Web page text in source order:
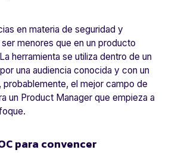
en materia de seguridad y
menores que en un producto
herramienta se utiliza dentro de un
una audiencia conocida y con un
probablemente, el mejor campo de
un Product Manager que empieza a
para convencer